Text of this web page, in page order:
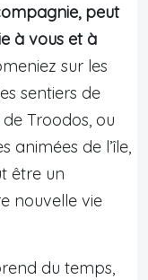
peut
à vous et à
sur les
sentiers de
Troodos, ou
animées de l’île,
être un
nouvelle vie
du temps,